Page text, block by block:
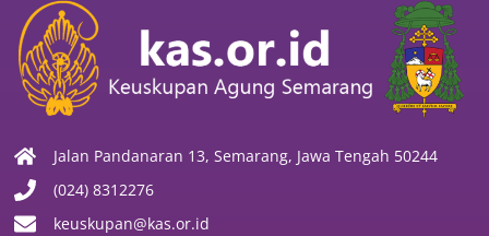
Jalan Pandanaran 13, Semarang, Jawa Tengah 50244
(024) 8312276
keuskupan@kas.or.id